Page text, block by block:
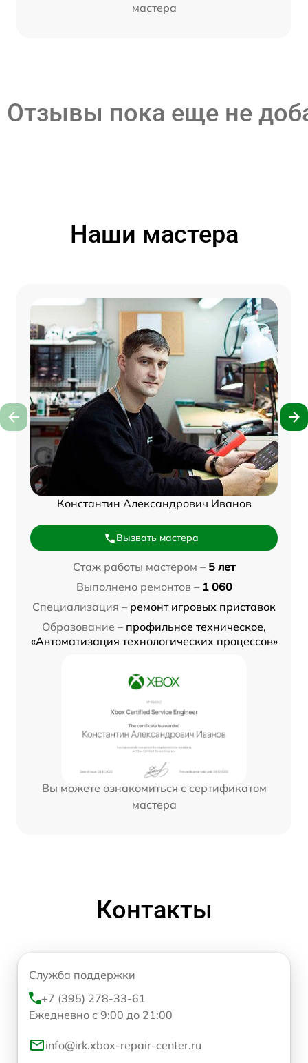
мастера
Отзывы пока еще не
Наши мастера
Константин Александрович Иванов
Вызвать мастера
Стаж работы мастером – 5 лет
Выполнено ремонтов – 1 060
Специализация – ремонт игровых приставок
Образование – профильное техническое,
«Автоматизация технологических процессов»
Вы можете ознакомиться с сертификатом
мастера
Контакты
Служба поддержки
+7 (395) 278-33-61
Ежедневно с 9:00 до 21:00
info@irk.xbox-repair-center.ru